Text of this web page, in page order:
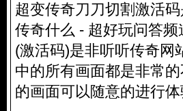
超变传奇刀刀切割激活
传奇什么 - 超好玩问答
(激活码)是非听听传奇网
中的所有画面都是非常
的画面可以随意的进行